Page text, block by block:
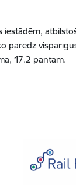
iestādēm,
paredz
17.2 pantam.